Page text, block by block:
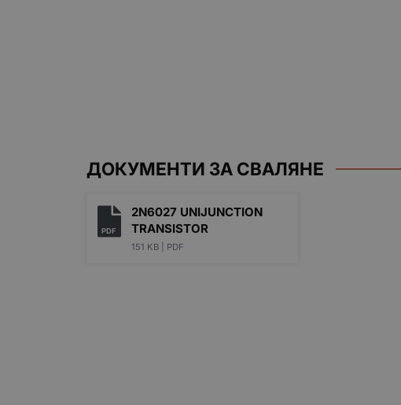
ДОКУМЕНТИ ЗА СВАЛЯНЕ
PDF
2N6027 UNIJUNCTION
TRANSISTOR
151 KB | PDF